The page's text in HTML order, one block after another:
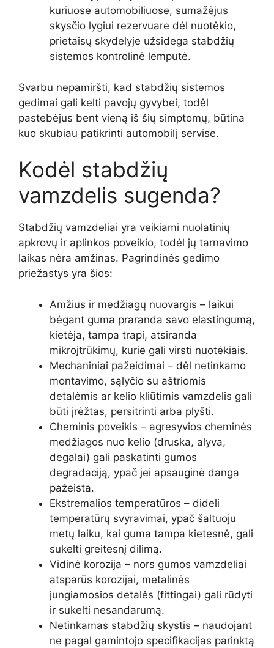
kuriuose automobiliuose, sumažėjus
skysčio lygiui rezervuare dėl nuotėkio,
prietaisų skydelyje užsidega stabdžių
sistemos kontrolinė lemputė.
Svarbu nepamiršti, kad stabdžių sistemos
gedimai gali kelti pavojų gyvybei, todėl
pastebėjus bent vieną iš šių simptomų, būtina
kuo skubiau patikrinti automobilį servise.
Kodėl stabdžių
vamzdelis sugenda?
Stabdžių vamzdeliai yra veikiami nuolatinių
apkrovų ir aplinkos poveikio, todėl jų tarnavimo
laikas nėra amžinas. Pagrindinės gedimo
priežastys yra šios:
Amžius ir medžiagų nuovargis – laikui
bėgant guma praranda savo elastingumą,
kietėja, tampa trapi, atsiranda
mikroįtrūkimų, kurie gali virsti nuotėkiais.
Mechaniniai pažeidimai – dėl netinkamo
montavimo, sąlyčio su aštriomis
detalėmis ar kelio kliūtimis vamzdelis gali
būti įrėžtas, persitrinti arba plyšti.
Cheminis poveikis – agresyvios cheminės
medžiagos nuo kelio (druska, alyva,
degalai) gali paskatinti gumos
degradaciją, ypač jei apsauginė danga
pažeista.
Ekstremalios temperatūros – dideli
temperatūrų svyravimai, ypač šaltuoju
metų laiku, kai guma tampa kietesnė, gali
sukelti greitesnį dilimą.
Vidinė korozija – nors gumos vamzdeliai
atsparūs korozijai, metalinės
jungiamosios detalės (fittingai) gali rūdyti
ir sukelti nesandarumą.
Netinkamas stabdžių skystis – naudojant
ne pagal gamintojo specifikacijas parinktą